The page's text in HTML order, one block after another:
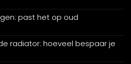
past het op oud
radiator: hoeveel bespaar je